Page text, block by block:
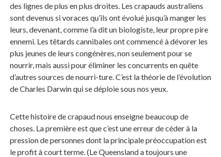
des lignes de plus en plus droites. Les crapauds australiens
sont devenus si voraces qu’ils ont évolué jusqu’à manger les
leurs, devenant, comme l’a dit un biologiste, leur propre pire
ennemi. Les têtards cannibales ont commencé à dévorer les
plus jeunes de leurs congénères, non seulement pour se
nourrir, mais aussi pour éliminer les concurrents en quête
d’autres sources de nourri-ture. C’est la théorie de l’évolution
de Charles Darwin qui se déploie sous nos yeux.
Cette histoire de crapaud nous enseigne beaucoup de
choses. La première est que c’est une erreur de céder à la
pression de personnes dont la principale préoccupation est
le profit à court terme. (Le Queensland a toujours une